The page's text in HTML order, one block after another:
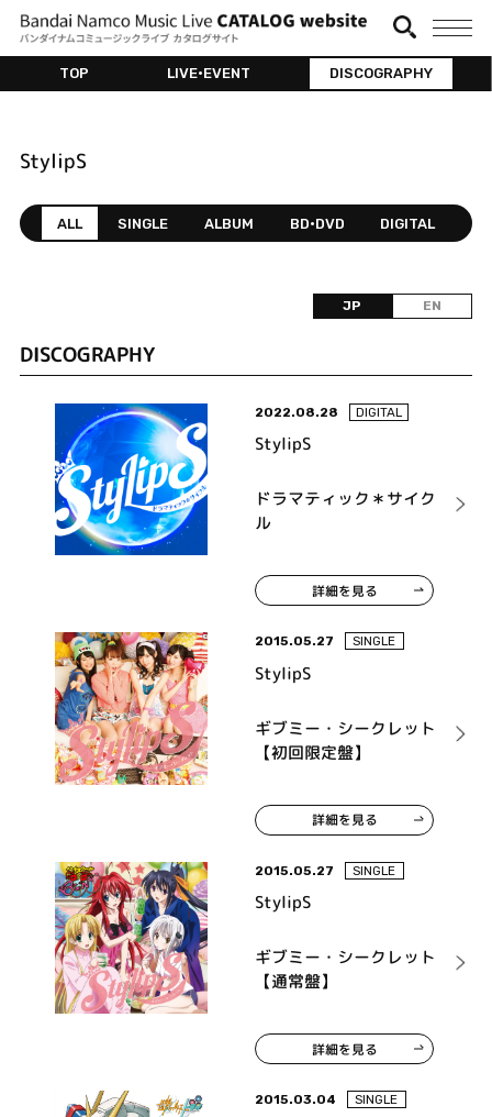
TOP LIVE•EVENT DISCOGRAPHY
StylipS
ALL SINGLE ALBUM BD•DVD DIGITAL
JP EN
DISCOGRAPHY
2022.08.28 DIGITAL
StylipS
ドラマティック＊サイク
ル
詳細を見る
2015.05.27 SINGLE
StylipS
ギブミー・シークレット
【初回限定盤】
詳細を見る
2015.05.27 SINGLE
StylipS
ギブミー・シークレット
【通常盤】
詳細を見る
2015.03.04 SINGLE